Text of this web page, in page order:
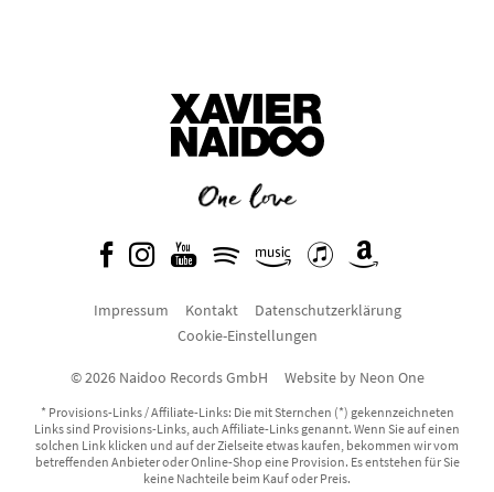
Impressum Kontakt
Datenschutzerklärung
Cookie-Einstellungen
© 2026 Naidoo Records GmbH Website by Neon One
* Provisions-Links / Affiliate-Links: Die mit Sternchen (*) gekennzeichneten
Links sind Provisions-Links, auch Affiliate-Links genannt. Wenn Sie auf einen
solchen Link klicken und auf der Zielseite etwas kaufen, bekommen wir vom
betreffenden Anbieter oder Online-Shop eine Provision. Es entstehen für Sie
keine Nachteile beim Kauf oder Preis.